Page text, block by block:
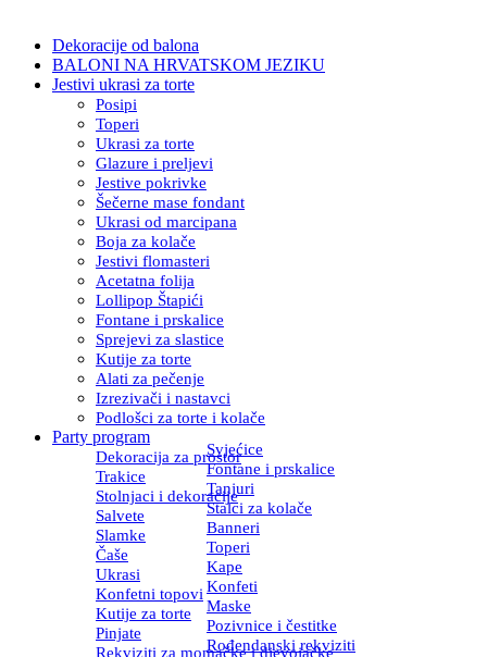
Dekoracije od balona
BALONI NA HRVATSKOM JEZIKU
Jestivi ukrasi za torte
Posipi
Toperi
Ukrasi za torte
Glazure i preljevi
Jestive pokrivke
Šečerne mase fondant
Ukrasi od marcipana
Boja za kolače
Jestivi flomasteri
Acetatna folija
Lollipop Štapići
Fontane i prskalice
Sprejevi za slastice
Kutije za torte
Alati za pečenje
Izrezivači i nastavci
Podlošci za torte i kolače
Party program
Dekoracija za prostor
Svjećice
Trakice
Fontane i prskalice
Stolnjaci i dekoracije
Tanjuri
Salvete
Stalci za kolače
Slamke
Banneri
Čaše
Toperi
Ukrasi
Kape
Konfetni topovi Konfeti
Kutije za torte
Maske
Pinjate
Pozivnice i čestitke
Rekviziti za momačke i djevojačke
Rođendanski rekviziti